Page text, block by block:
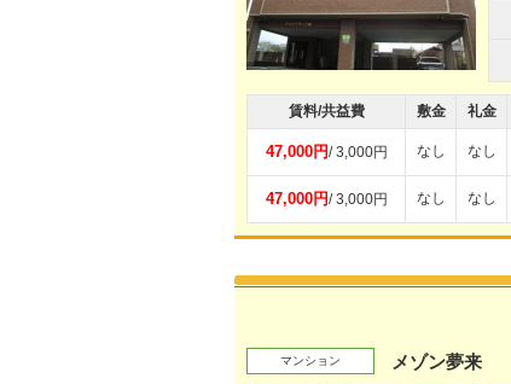
賃料/共益費 敷金 礼金
47,000円/ 3,000円 なし なし
47,000円/ 3,000円 なし なし
マンション メゾン夢来